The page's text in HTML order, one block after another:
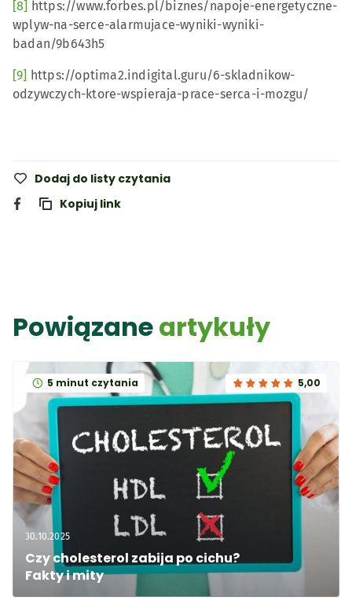
[8] https://www.forbes.pl/biznes/napoje-energetyczne-
wplyw-na-serce-alarmujace-wyniki-wyniki-
badan/9b643h5
[9] https://optima2.indigital.guru/6-skladnikow-
odzywczych-ktore-wspieraja-prace-serca-i-mozgu/
Dodaj do listy czytania
Kopiuj link
Powiązaneartykuły
30.10.2025
Czy cholesterol zabija po cichu?
Fakty i mity
5 minut czytania 5,00